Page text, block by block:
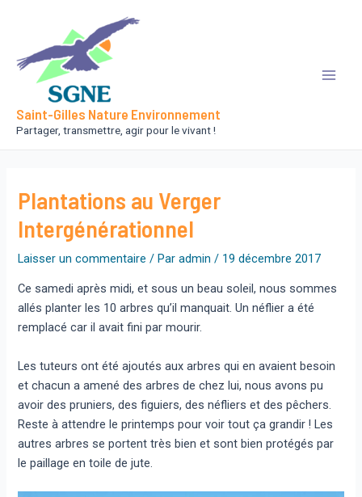
contenu
Saint-Gilles Nature Environnement
Partager, transmettre, agir pour le vivant !
Plantations au Verger
Intergénérationnel
Laisser un commentaire / Paradmin/ 19 décembre 2017
Ce samedi après midi, et sous un beau soleil, nous sommes
allés planter les 10 arbres qu’il manquait. Un néflier a été
remplacé car il avait fini par mourir.
Les tuteurs ont été ajoutés aux arbres qui en avaient besoin
et chacun a amené des arbres de chez lui, nous avons pu
avoir des pruniers, des figuiers, des néfliers et des pêchers.
Reste à attendre le printemps pour voir tout ça grandir ! Les
autres arbres se portent très bien et sont bien protégés par
le paillage en toile de jute.